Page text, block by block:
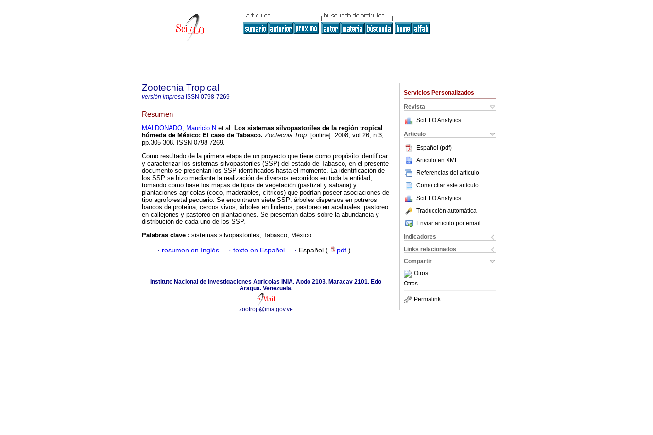
Servicios Personalizados
Revista
SciELO Analytics
Articulo
Español (pdf)
Articulo en XML
Referencias del artículo
Como citar este artículo
SciELO Analytics
Traducción automática
Enviar articulo por email
Indicadores
Links relacionados
Compartir
Otros
Otros
Permalink
Zootecnia Tropical
versión impresa ISSN 0798-7269
Resumen
MALDONADO, Mauricio N et al. Los sistemas silvopastoriles de la región tropical
húmeda de México: El caso de Tabasco. Zootecnia Trop. [online]. 2008, vol.26, n.3,
pp.305-308. ISSN 0798-7269.
Como resultado de la primera etapa de un proyecto que tiene como propósito identificar
y caracterizar los sistemas silvopastoriles (SSP) del estado de Tabasco, en el presente
documento se presentan los SSP identificados hasta el momento. La identificación de
los SSP se hizo mediante la realización de diversos recorridos en toda la entidad,
tomando como base los mapas de tipos de vegetación (pastizal y sabana) y
plantaciones agrícolas (coco, maderables, cítricos) que podrían poseer asociaciones de
tipo agroforestal pecuario. Se encontraron siete SSP: árboles dispersos en potreros,
bancos de proteína, cercos vivos, árboles en linderos, pastoreo en acahuales, pastoreo
en callejones y pastoreo en plantaciones. Se presentan datos sobre la abundancia y
distribución de cada uno de los SSP.
Palabras clave : sistemas silvopastoriles; Tabasco; México.
· resumen en Inglés · texto en Español · Español ( pdf )
Instituto Nacional de Investigaciones Agricolas INIA. Apdo 2103. Maracay 2101. Edo
Aragua. Venezuela.
zootrop@inia.gov.ve